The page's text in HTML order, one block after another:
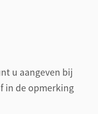
u aangeven bij
in de opmerking